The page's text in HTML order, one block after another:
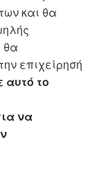
και θα
θα
επιχείρησή
αυτό το
να